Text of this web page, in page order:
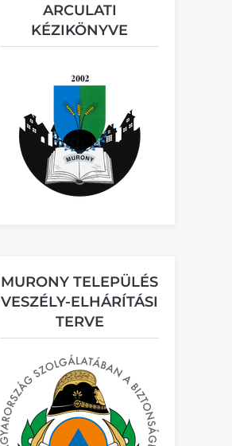
ARCULATI
KÉZIKÖNYVE
MURONY TELEPÜLÉS
VESZÉLY-ELHÁRÍTÁSI
TERVE